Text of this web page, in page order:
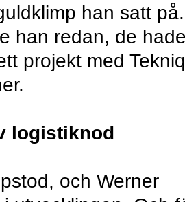
han satt på.
han redan, de
projekt med
logistiknod
och Werner